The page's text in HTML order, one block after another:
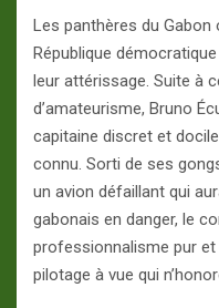
Les panthères du
République
leur attérissage. Suite à
d’amateurisme, Bruno
capitaine discret et
connu. Sorti de ses
un avion défaillant qui
gabonais en danger, le
professionnalisme pur et
pilotage à vue qui